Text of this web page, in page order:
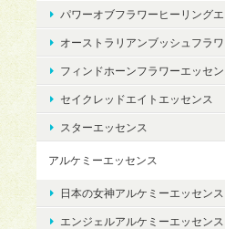
パワーオブフラワーヒーリング
オーストラリアンブッシュフラ
フィンドホーンフラワーエッセン
セイクレッドエイトエッセンス
スターエッセンス
アルケミーエッセンス
日本の女神アルケミーエッセンス
エンジェルアルケミーエッセンス